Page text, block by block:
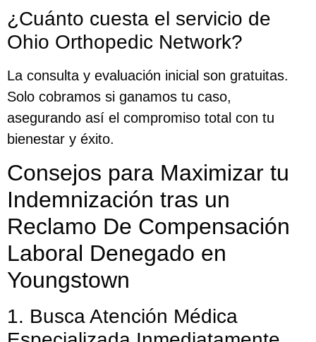
¿Cuánto cuesta el servicio de
Ohio Orthopedic Network?
La consulta y evaluación inicial son gratuitas.
Solo cobramos si ganamos tu caso,
asegurando así el compromiso total con tu
bienestar y éxito.
Consejos para Maximizar tu
Indemnización tras un
Reclamo De Compensación
Laboral Denegado en
Youngstown
1. Busca Atención Médica